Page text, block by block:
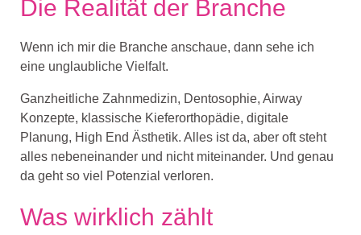
Die Realität der Branche
Wenn ich mir die Branche anschaue, dann sehe ich
eine unglaubliche Vielfalt.
Ganzheitliche Zahnmedizin, Dentosophie, Airway
Konzepte, klassische Kieferorthopädie, digitale
Planung, High End Ästhetik. Alles ist da, aber oft steht
alles nebeneinander und nicht miteinander. Und genau
da geht so viel Potenzial verloren.
Was wirklich zählt